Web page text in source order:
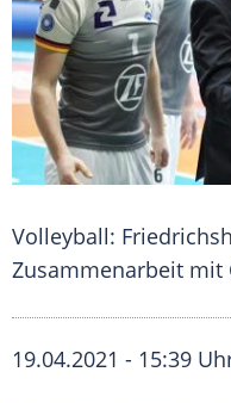
Volleyball:
Zusammenarbeit mit
19.04.2021 - 15:39